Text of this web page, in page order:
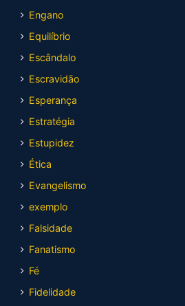
Engano
Equilíbrio
Escândalo
Escravidão
Esperança
Estratégia
Estupidez
Ética
Evangelismo
exemplo
Falsidade
Fanatismo
Fé
Fidelidade